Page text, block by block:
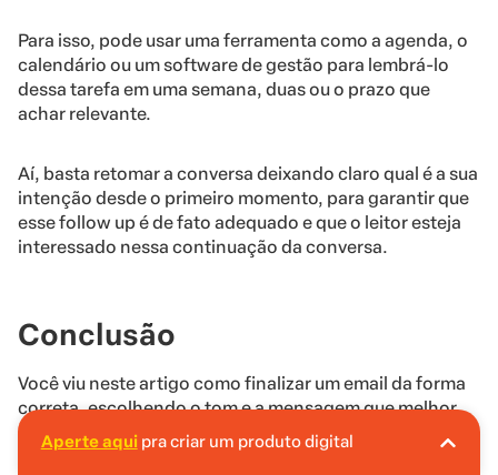
Para isso, pode usar uma ferramenta como a agenda, o
calendário ou um software de gestão para lembrá-lo
dessa tarefa em uma semana, duas ou o prazo que
achar relevante.
Aí, basta retomar a conversa deixando claro qual é a sua
intenção desde o primeiro momento, para garantir que
esse follow up é de fato adequado e que o leitor esteja
interessado nessa continuação da conversa.
Conclusão
Você viu neste artigo como finalizar um email da forma
correta, escolhendo o tom e a mensagem que melhor
combinam com os seus objetivos.
A Hotmart é o lugar certo pra você criar seu
Aperte aqui pra criar um produto digital